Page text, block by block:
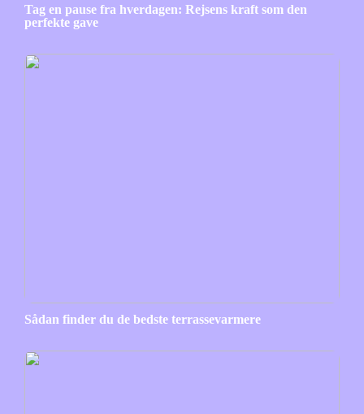
Tag en pause fra hverdagen: Rejsens kraft som den
perfekte gave
Sådan finder du de bedste terrassevarmere